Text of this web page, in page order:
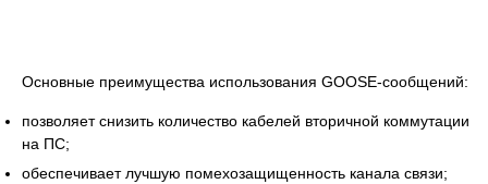
Основные преимущества использования GOOSE-сообщений:
позволяет снизить количество кабелей вторичной коммутации
на ПС;
обеспечивает лучшую помехозащищенность канала связи;